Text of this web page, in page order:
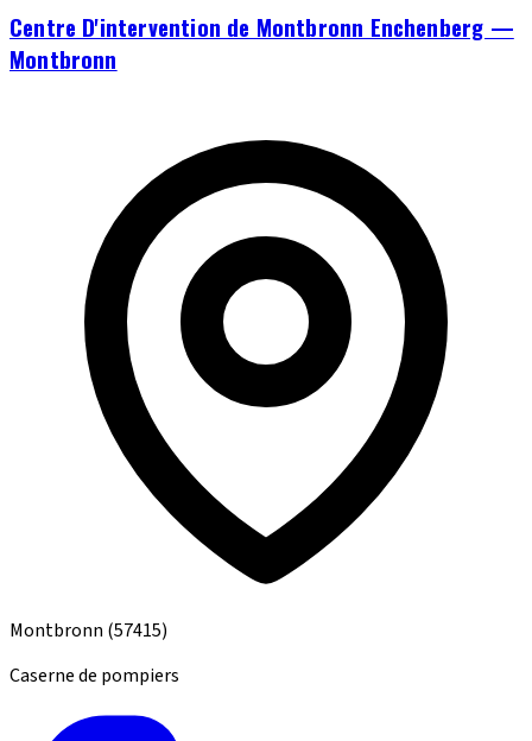
Centre D'intervention de Montbronn Enchenberg —
Montbronn
Montbronn (57415)
Caserne de pompiers